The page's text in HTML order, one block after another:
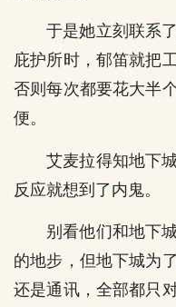
于是她立刻联系
庇护所时，郁笛就把
否则每次都要花大半
便。
艾麦拉得知地下
反应就想到了内鬼。
别看他们和地下
的地步，但地下城为
还是通讯，全部都只